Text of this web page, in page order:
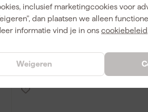
inclusief marketingcookies voor
dan plaatsen we alleen
informatie vind je in ons cookiebeleid
Weigeren
11,99
incl. BTW
Vergelijk